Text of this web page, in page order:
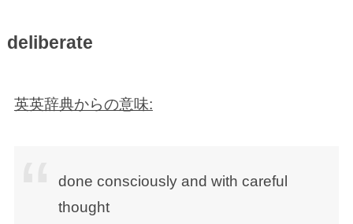
deliberate
英英辞典からの意味:
done consciously and with careful
thought